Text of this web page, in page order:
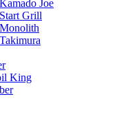
Joe
Grill
King